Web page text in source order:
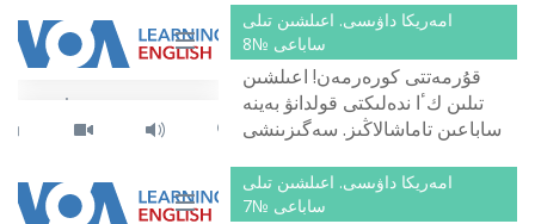
د...
امەريكا داۋىسى. اعىلشىن تىلى
ساباعى №8
قۇرمەتتى كورەرمەن! اعىلشىن
تىلىن كٴا ندەلىكتى قولدانۋ بەينە
ساباعىن تاماشالاڭىز. سەگىزىنشى
بوس ەم...
امەريكا داۋىسى. اعىلشىن تىلى
ساباعى №7